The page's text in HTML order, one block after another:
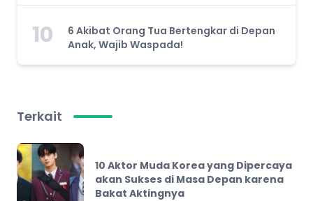
10
6 Akibat Orang Tua Bertengkar di Depan
Anak, Wajib Waspada!
Terkait
10 Aktor Muda Korea yang Dipercaya
akan Sukses di Masa Depan karena
Bakat Aktingnya